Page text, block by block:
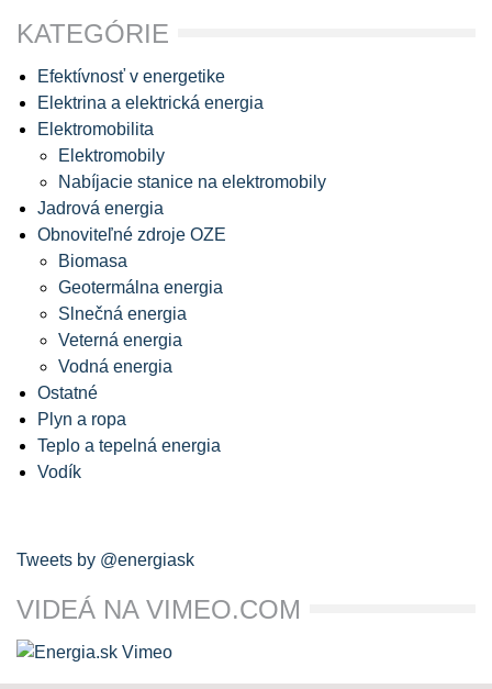
KATEGÓRIE
Efektívnosť v energetike
Elektrina a elektrická energia
Elektromobilita
Elektromobily
Nabíjacie stanice na elektromobily
Jadrová energia
Obnoviteľné zdroje OZE
Biomasa
Geotermálna energia
Slnečná energia
Veterná energia
Vodná energia
Ostatné
Plyn a ropa
Teplo a tepelná energia
Vodík
Tweets by @energiask
VIDEÁ NA VIMEO.COM